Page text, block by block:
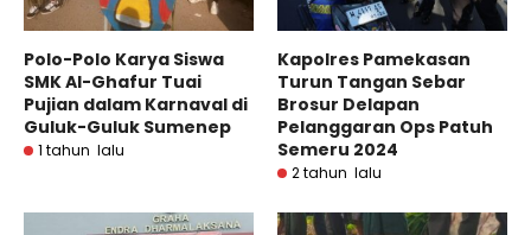
Polo-Polo Karya Siswa
SMK Al-Ghafur Tuai
Pujian dalam Karnaval di
Guluk-Guluk Sumenep
1 tahun lalu
Kapolres Pamekasan
Turun Tangan Sebar
Brosur Delapan
Pelanggaran Ops Patuh
Semeru 2024
2 tahun lalu